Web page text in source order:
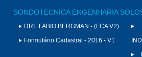
SONDOTECNICA ENGENHARIA
DRI: FABIO BERGMAN - (FCA V2)
Formulário Cadastral - 2016 - V1